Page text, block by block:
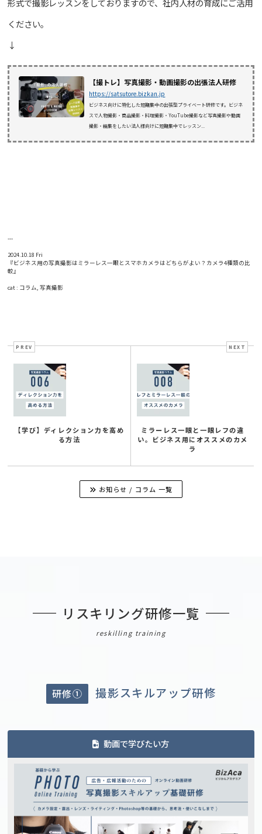
ください。
↓
【撮トレ】写真撮影・動画撮影の出張法人研修
https://satsutore.bizkan.jp
ビジネス向けに特化した短期集中の出張型プライベート研修です。ビジネ
スで人物撮影・商品撮影・料理撮影・YouTube撮影など写真撮影や動画
撮影・編集をしたい法人様向けに短期集中でレッスン...
---
2024.10.18 Fri
『ビジネス用の写真撮影はミラーレス一眼とスマホカメラはどちらがよい？カメラ4種類の比
較』
cat : コラム ,写真撮影
PREV
【学び】ディレクション力を高め
る方法
NEXT
ミラーレス一眼と一眼レフの違
い。ビジネス用にオススメのカメ
ラ
お知らせ / コラム 一覧
リスキリング研修一覧
reskilling training
研修① 撮影スキルアップ研修
動画で学びたい方